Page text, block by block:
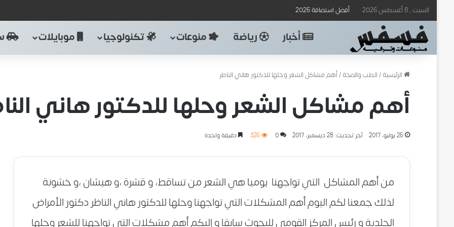
السبت , 8 أغسطس 2026 أفضل استضافة 2026
أخبار رياضة منوعات تكنولوجيا موبايلات
الرئيسية/الطب والصحة/أهم مشاكل الشعر وحلها للدكتور هاني الناظر
أهم مشاكل الشعر وحلها للدكتور هاني
26 يوليو، 2017 آخر تحديث: 28 ديسمبر، 2017 0
326 دقيقة واحدة
من أهم المشاكل التي تواجهنا يوميا هي الشعر من تساقط، و قشرة ،و هيشان ،و خشونة
لذلك جمعنا لكم اليوم أهم المشكلات التي تواجهنا وحلها للدكتور هاني الناظر دكتور الأمراض
الجلدية و رئيس المركز القومي للبحوث سابقا و إليكم أهم مشكلات التي تواجهنا للشعر وحلها